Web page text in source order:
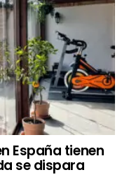
España tienen
se dispara